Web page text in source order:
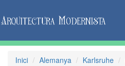
Inici Alemanya Karlsruhe